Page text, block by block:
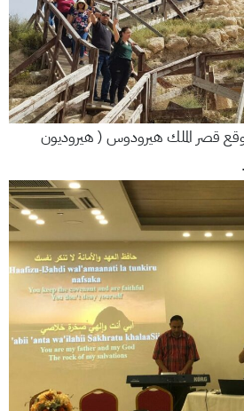
لموقع قصر الملك هيرودوس ( هيروديون